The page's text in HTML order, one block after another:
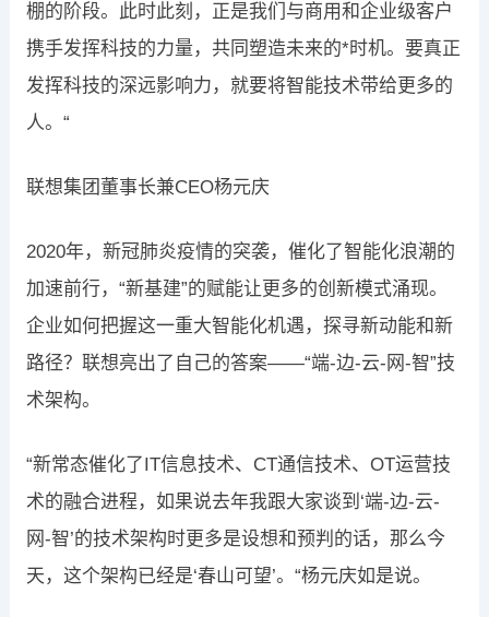
棚的阶段。此时此刻，正是我们与商用和企业级客户
携手发挥科技的力量，共同塑造未来的*时机。要真正
发挥科技的深远影响力，就要将智能技术带给更多的
人。“
联想集团董事长兼CEO杨元庆
2020年，新冠肺炎疫情的突袭，催化了智能化浪潮的
加速前行，“新基建”的赋能让更多的创新模式涌现。
企业如何把握这一重大智能化机遇，探寻新动能和新
路径？联想亮出了自己的答案——“端-边-云-网-智”技
术架构。
“新常态催化了IT信息技术、CT通信技术、OT运营技
术的融合进程，如果说去年我跟大家谈到‘端-边-云-
网-智’的技术架构时更多是设想和预判的话，那么今
天，这个架构已经是‘春山可望’。“杨元庆如是说。